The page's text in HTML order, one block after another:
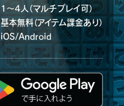
1～4人（マルチプレイ可）
基本無料（アイテム課金あり）
iOS/Android